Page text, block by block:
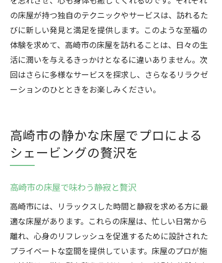
の床屋が持つ独自のテクニックやサービスは、訪れるた
びに新しい発見と満足を提供します。このような至福の
体験を求めて、高崎市の床屋を訪れることは、日々の生
活に潤いを与えるきっかけとなるに違いありません。次
回はさらに多様なサービスを探求し、さらなるリラクゼ
ーションのひとときをお楽しみください。
高崎市の静かな床屋でプロによる
シェービングの贅沢を
高崎市の床屋で味わう静寂と贅沢
高崎市には、リラックスした時間と静寂を求める方に最
適な床屋があります。これらの床屋は、忙しい日常から
離れ、心身のリフレッシュを促進するために設計された
プライベートな空間を提供しています。床屋のプロが施